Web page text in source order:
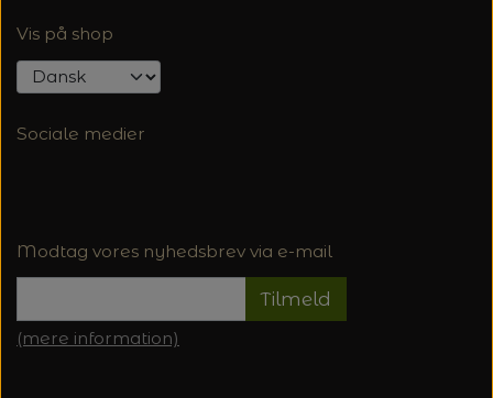
Vis på shop
Sociale medier
Modtag vores nyhedsbrev via e-mail
Tilmeld
(mere information)